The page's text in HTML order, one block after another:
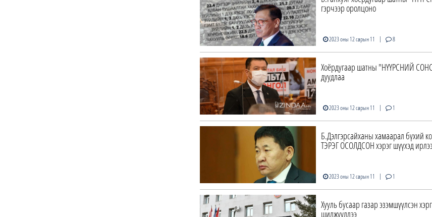
гэрчээр оролцоно
2023 оны 12 сарын 11 | 8
Хоёрдугаар шатны "НҮҮРСНИЙ
дуудлаа
2023 оны 12 сарын 11 | 1
Б.Дэлгэрсайханы хамаарал бүхий
ТЭРЭГ ОСОЛДСОН хэрэг шүүхэд
2023 оны 12 сарын 11 | 1
Хууль бусаар газар эзэмшүүлсэн
шилжүүллээ